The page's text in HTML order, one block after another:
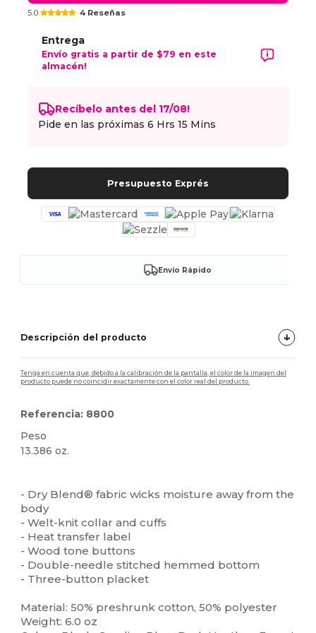
5.0 4 Reseñas
Entrega
Envío gratis a partir de $79 en este
almacén!
Recíbelo antes del 17/08!
Pide en las próximas6 Hrs 15 Mins
Presupuesto Exprés
Envío Rápido
Descripción del producto
Tenga en cuenta que, debido a la calibración de la pantalla, el color de la imagen del
producto puede no coincidir exactamente con el color real del producto.
Referencia: 8800
Peso
13.386 oz.
- Dry Blend® fabric wicks moisture away from the
body
- Welt-knit collar and cuffs
- Heat transfer label
- Wood tone buttons
- Double-needle stitched hemmed bottom
- Three-button placket
Material: 50% preshrunk cotton, 50% polyester
Weight: 6.0 oz